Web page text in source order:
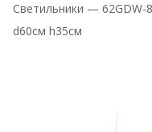
Светильники — 62GDW-
d60см h35см